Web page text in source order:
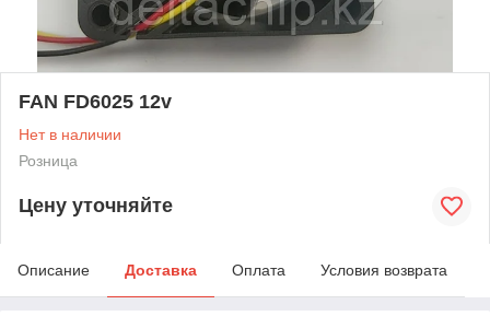
FAN FD6025 12v
Нет в наличии
Розница
Цену уточняйте
Описание Доставка Оплата Условия возврата